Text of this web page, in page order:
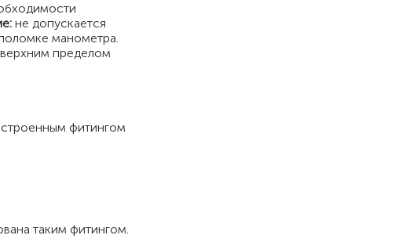
не допускается
манометра.
пределом
фитингом
таким фитингом.